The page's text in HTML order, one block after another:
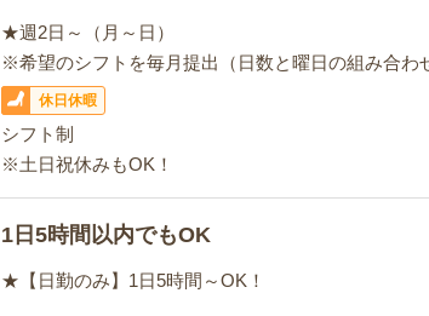
★週2日～（月～日）
※希望のシフトを毎月提出（日数と曜日の組み合わ
休日休暇
シフト制
※土日祝休みもOK！
1日5時間以内でもOK
★【日勤のみ】1日5時間～OK！